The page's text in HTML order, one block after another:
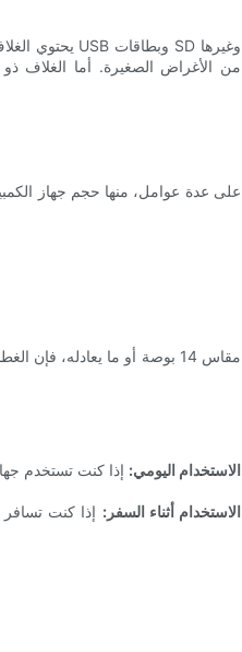
الاستخدام اليومي: إذا كنت تستخدم
الاستخدام أثناء السفر: إذا كنت